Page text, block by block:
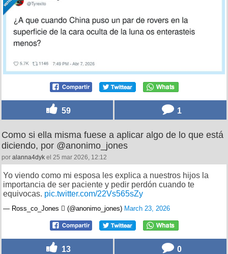
59 1
Como si ella misma fuese a aplicar algo de lo que está
diciendo, por @anonimo_jones
por alanna4dyk el 25 mar 2026, 12:12
Yo viendo como mi esposa les explica a nuestros hijos la
importancia de ser paciente y pedir perdón cuando te
equivocas. pic.twitter.com/22Vs565sZy
— Ross_co_Jones  (@anonimo_jones) March 23, 2026
13 0